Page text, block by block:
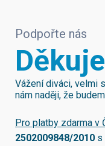
Podpořte nás
Vážení diváci, velmi
nám naději, že
Pro platby zdarma v
2502009848/2010 s